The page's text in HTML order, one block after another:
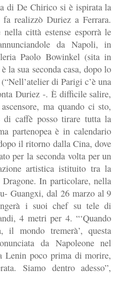
di De Chirico si è ispirata la
realizzò Duriez a Ferrara.
nella città estense esporrà le
da Napoli, in
Paolo Bowinkel (sita in
la sua seconda casa, dopo lo
di Parigi c’è una
Duriez -. È difficile salire,
ma quando ci sto,
di caffè posso tirare tutta la
partenopea è in calendario
il ritorno dalla Cina, dove
per la seconda volta per un
artistica istituito tra la
In particolare, nella
Guangxi, dal 26 marzo al 9
i suoi chef su tele di
4 metri per 4. “‘Quando
il mondo tremerà’, questa
da Napoleone nel
Lenin poco prima di morire,
Siamo dentro adesso”,